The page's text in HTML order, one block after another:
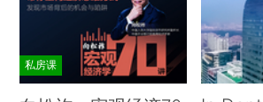
私房课